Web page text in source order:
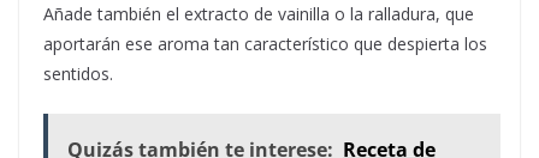
Añade también el extracto de vainilla o la ralladura, que
aportarán ese aroma tan característico que despierta los
sentidos.
Quizás también te interese: Receta de